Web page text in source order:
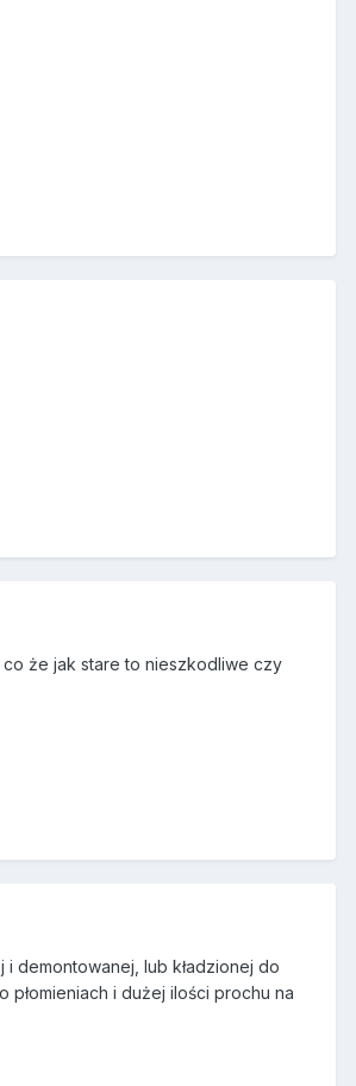
że jak stare to nieszkodliwe czy
demontowanej, lub kładzionej do
płomieniach i dużej ilości prochu na